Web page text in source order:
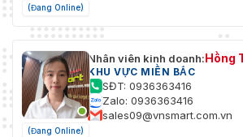
(Đang Online)
(Đang Online)
Nhân viên kinh doanh:Hồng
KHU VỰC MIỀN BẮC
SĐT: 0936363416
Zalo: 0936363416
sales09@vnsmart.com.vn